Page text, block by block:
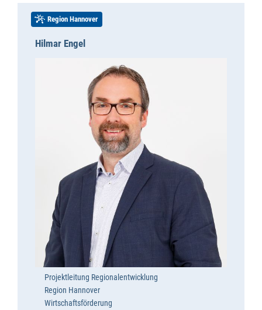
Region Hannover
Hilmar Engel
Projektleitung Regionalentwicklung
Region Hannover
Wirtschaftsförderung